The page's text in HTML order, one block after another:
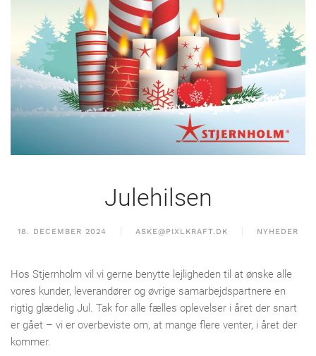
Julehilsen
18. DECEMBER 2024 ASKE@PIXLKRAFT.DK NYHEDER
Hos Stjernholm vil vi gerne benytte lejligheden til at ønske alle
vores kunder, leverandører og øvrige samarbejdspartnere en
rigtig glædelig Jul. Tak for alle fælles oplevelser i året der snart
er gået – vi er overbeviste om, at mange flere venter, i året der
kommer.